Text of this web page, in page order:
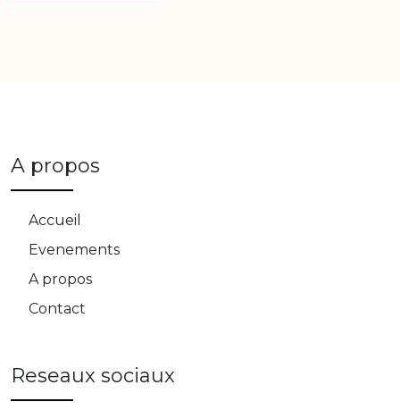
A propos
Accueil
Evenements
A propos
Contact
Reseaux sociaux